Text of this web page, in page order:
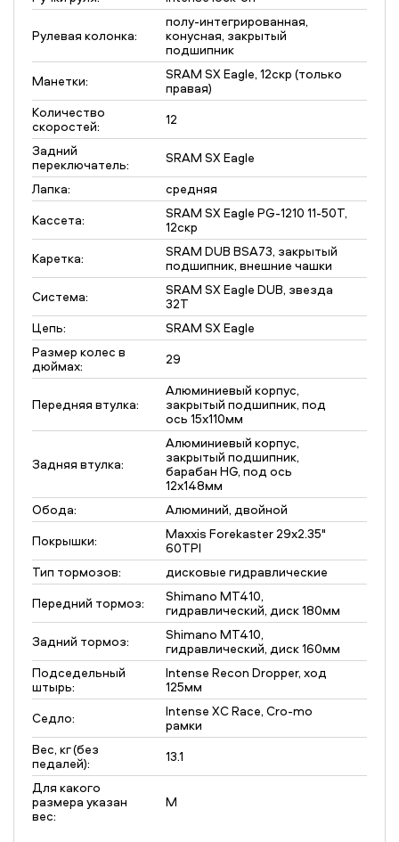
Рулевая колонка:
полу-интегрированная,
конусная, закрытый
подшипник
Манетки:
SRAM SX Eagle, 12скр (только
правая)
Количество
скоростей:
12
Задний
переключатель:
SRAM SX Eagle
Лапка:
средняя
Кассета:
SRAM SX Eagle PG-1210 11-50T,
12скр
Каретка:
SRAM DUB BSA73, закрытый
подшипник, внешние чашки
Система:
SRAM SX Eagle DUB, звезда
32T
Цепь:
SRAM SX Eagle
Размер колес в
дюймах:
29
Передняя втулка:
Алюминиевый корпус,
закрытый подшипник, под
ось 15х110мм
Задняя втулка:
Алюминиевый корпус,
закрытый подшипник,
барабан HG, под ось
12x148мм
Обода:
Алюминий, двойной
Покрышки:
Maxxis Forekaster 29x2.35"
60TPI
Тип тормозов:
дисковые гидравлические
Передний тормоз:
Shimano MT410,
гидравлический, диск 180мм
Задний тормоз:
Shimano MT410,
гидравлический, диск 160мм
Подседельный
штырь:
Intense Recon Dropper, ход
125мм
Седло:
Intense XC Race, Cro-mo
рамки
Вес, кг (без
педалей):
13.1
Для какого
размера указан
вес:
M